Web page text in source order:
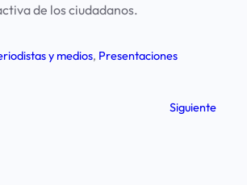
de los ciudadanos.
y medios, Presentaciones
Siguiente